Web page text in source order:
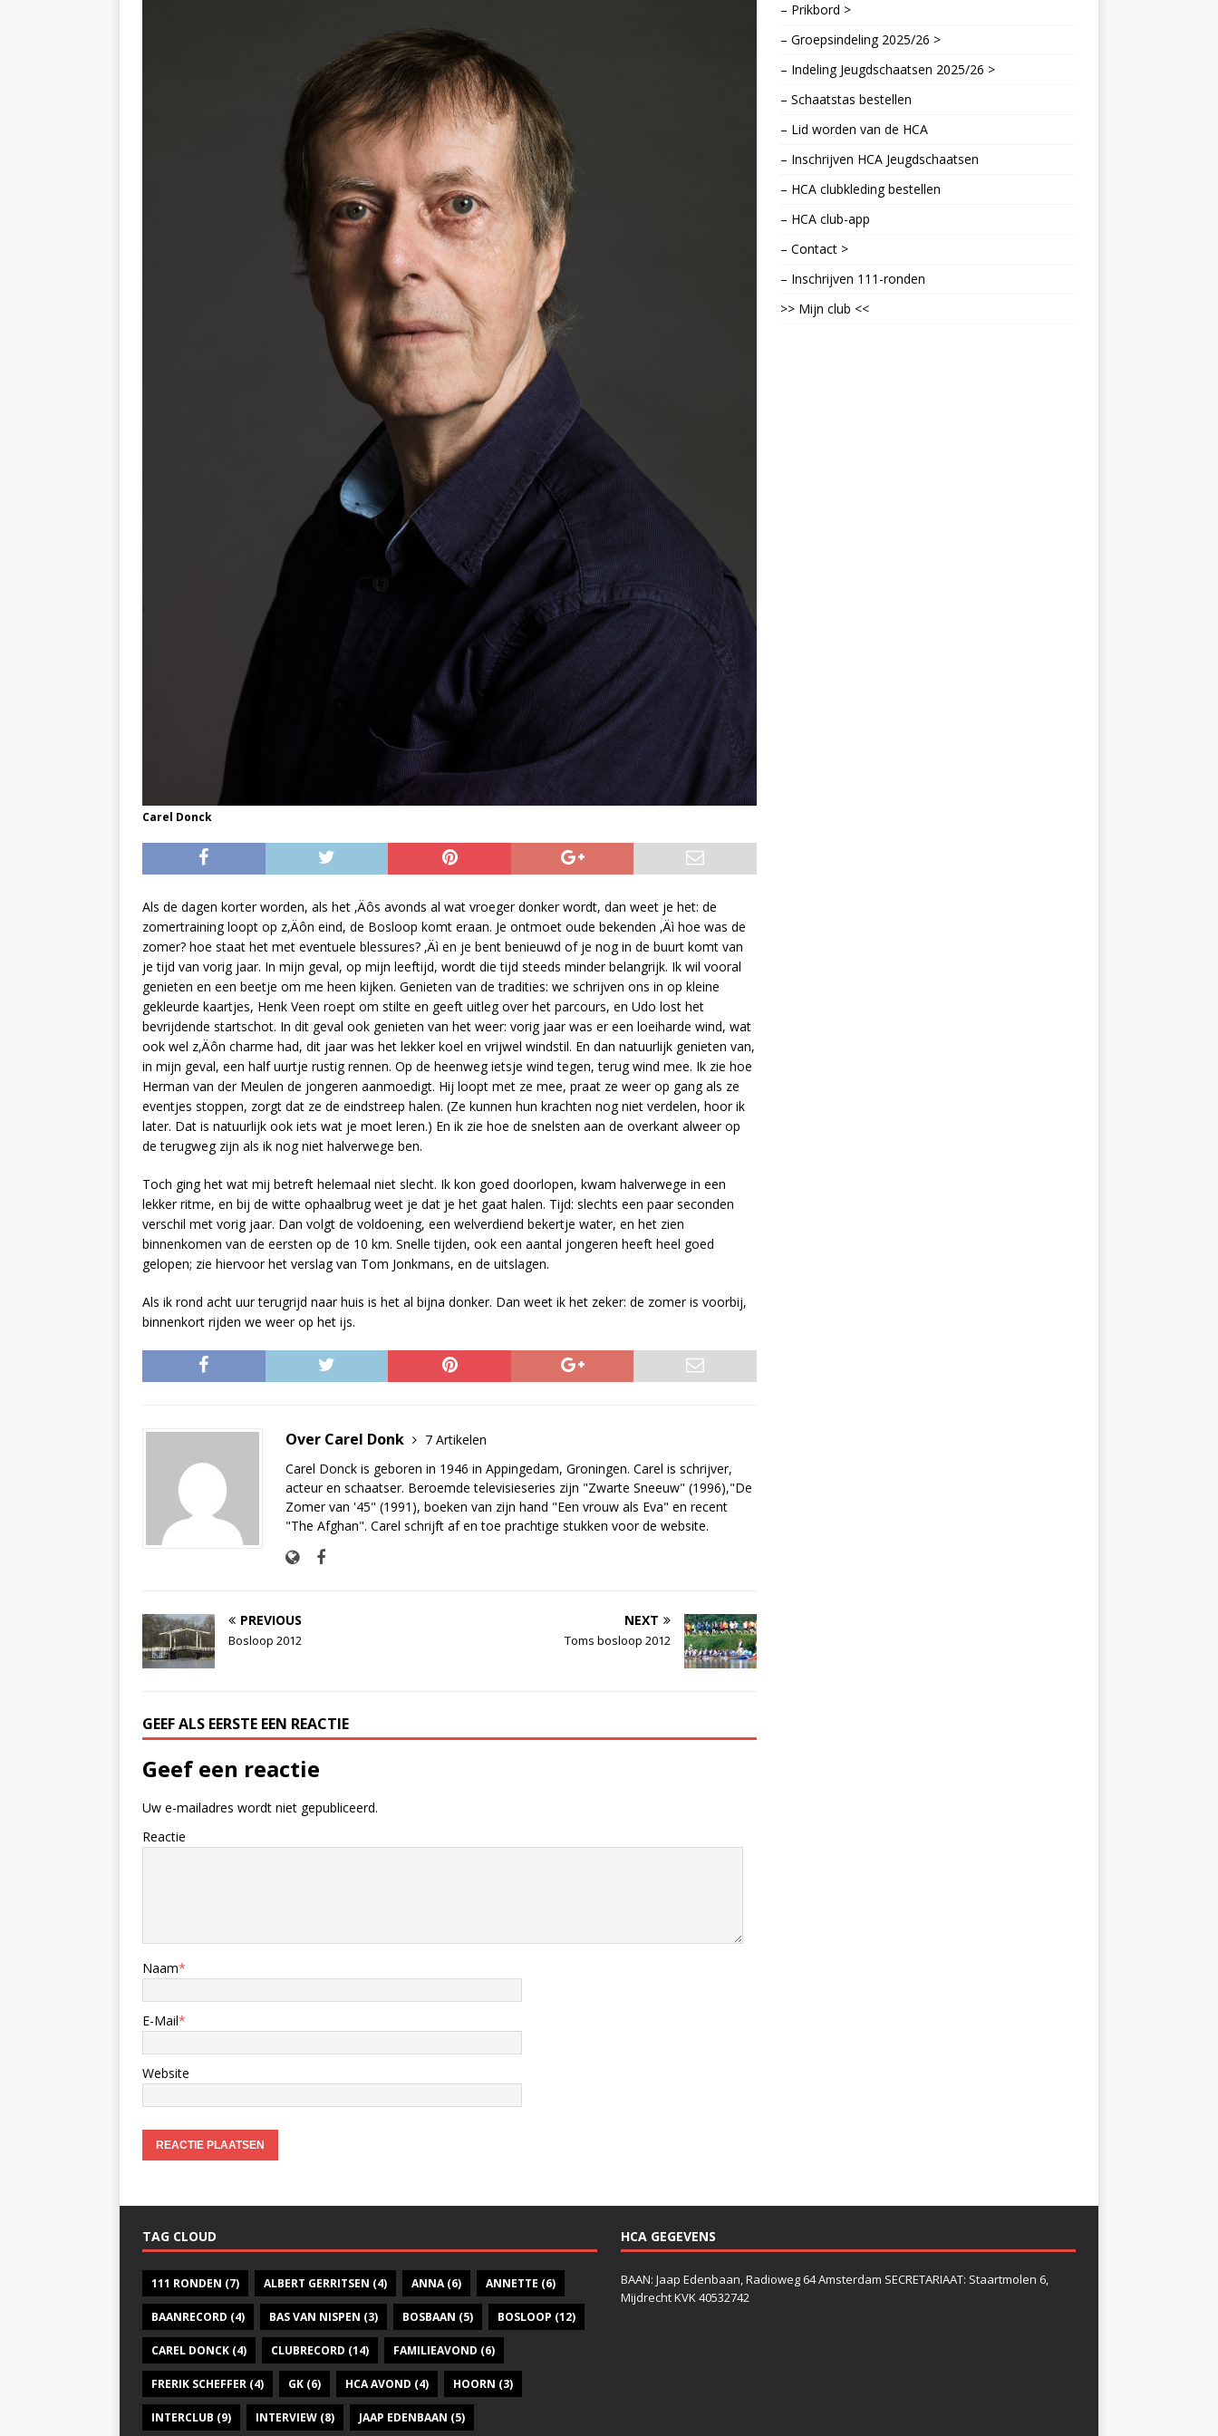
Carel Donck
Als de dagen korter worden, als het ‚Äôs avonds al wat vroeger donker wordt, dan weet je het: de
zomertraining loopt op z‚Äôn eind, de Bosloop komt eraan. Je ontmoet oude bekenden ‚Äì hoe was de
zomer? hoe staat het met eventuele blessures? ‚Äì en je bent benieuwd of je nog in de buurt komt van
je tijd van vorig jaar. In mijn geval, op mijn leeftijd, wordt die tijd steeds minder belangrijk. Ik wil vooral
genieten en een beetje om me heen kijken. Genieten van de tradities: we schrijven ons in op kleine
gekleurde kaartjes, Henk Veen roept om stilte en geeft uitleg over het parcours, en Udo lost het
bevrijdende startschot. In dit geval ook genieten van het weer: vorig jaar was er een loeiharde wind, wat
ook wel z‚Äôn charme had, dit jaar was het lekker koel en vrijwel windstil. En dan natuurlijk genieten van,
in mijn geval, een half uurtje rustig rennen. Op de heenweg ietsje wind tegen, terug wind mee. Ik zie hoe
Herman van der Meulen de jongeren aanmoedigt. Hij loopt met ze mee, praat ze weer op gang als ze
eventjes stoppen, zorgt dat ze de eindstreep halen. (Ze kunnen hun krachten nog niet verdelen, hoor ik
later. Dat is natuurlijk ook iets wat je moet leren.) En ik zie hoe de snelsten aan de overkant alweer op
de terugweg zijn als ik nog niet halverwege ben.
Toch ging het wat mij betreft helemaal niet slecht. Ik kon goed doorlopen, kwam halverwege in een
lekker ritme, en bij de witte ophaalbrug weet je dat je het gaat halen. Tijd: slechts een paar seconden
verschil met vorig jaar. Dan volgt de voldoening, een welverdiend bekertje water, en het zien
binnenkomen van de eersten op de 10 km. Snelle tijden, ook een aantal jongeren heeft heel goed
gelopen; zie hiervoor het verslag van Tom Jonkmans, en de uitslagen.
Als ik rond acht uur terugrijd naar huis is het al bijna donker. Dan weet ik het zeker: de zomer is voorbij,
binnenkort rijden we weer op het ijs.
Over Carel Donk
7 Artikelen
Carel Donck is geboren in 1946 in Appingedam, Groningen. Carel is schrijver,
acteur en schaatser. Beroemde televisieseries zijn "Zwarte Sneeuw" (1996),"De
Zomer van '45" (1991), boeken van zijn hand "Een vrouw als Eva" en recent
"The Afghan". Carel schrijft af en toe prachtige stukken voor de website.
PREVIOUS
Bosloop 2012
NEXT
Toms bosloop 2012
GEEF ALS EERSTE EEN REACTIE
Geef een reactie
Uw e-mailadres wordt niet gepubliceerd.
Reactie
Naam*
E-Mail*
Website
– Prikbord >
– Groepsindeling 2025/26 >
– Indeling Jeugdschaatsen 2025/26 >
– Schaatstas bestellen
– Lid worden van de HCA
– Inschrijven HCA Jeugdschaatsen
– HCA clubkleding bestellen
– HCA club-app
– Contact >
– Inschrijven 111-ronden
>> Mijn club <<
TAG CLOUD
111 RONDEN (7) ALBERT GERRITSEN (4) ANNA(6) ANNETTE (6)
BAANRECORD (4) BAS VAN NISPEN (3) BOSBAAN (5) BOSLOOP (12)
CAREL DONCK (4) CLUBRECORD (14) FAMILIEAVOND (6)
FRERIK SCHEFFER (4) GK (6) HCA AVOND (4) HOORN (3)
INTERCLUB (9) INTERVIEW (8) JAAP EDENBAAN (5)
HCA GEGEVENS
BAAN: Jaap Edenbaan, Radioweg 64 Amsterdam SECRETARIAAT: Staartmolen 6,
Mijdrecht KVK 40532742